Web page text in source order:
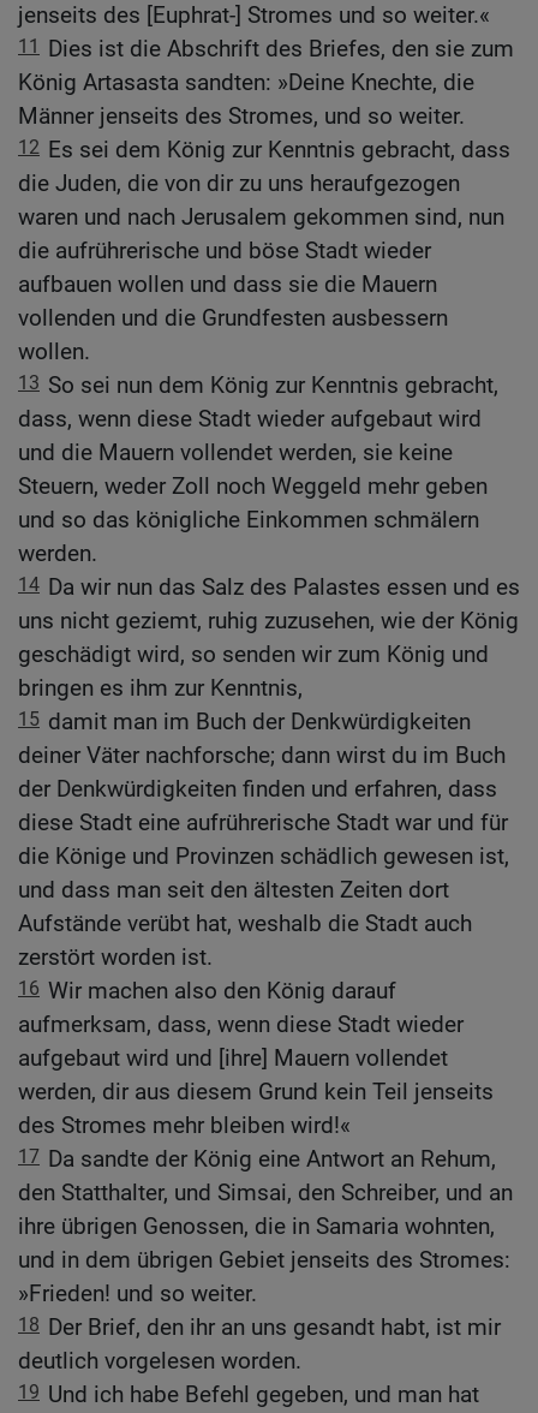
jenseits des [Euphrat-] Stromes und so weiter.«
11
Dies ist die Abschrift des Briefes, den sie zum
König Artasasta sandten: »Deine Knechte, die
Männer jenseits des Stromes, und so weiter.
12 Es sei dem König zur Kenntnis gebracht, dass
die Juden, die von dir zu uns heraufgezogen
waren und nach Jerusalem gekommen sind, nun
die aufrührerische und böse Stadt wieder
aufbauen wollen und dass sie die Mauern
vollenden und die Grundfesten ausbessern
wollen.
13 So sei nun dem König zur Kenntnis gebracht,
dass, wenn diese Stadt wieder aufgebaut wird
und die Mauern vollendet werden, sie keine
Steuern, weder Zoll noch Weggeld mehr geben
und so das königliche Einkommen schmälern
werden.
14 Da wir nun das Salz des Palastes essen und es
uns nicht geziemt, ruhig zuzusehen, wie der König
geschädigt wird, so senden wir zum König und
bringen es ihm zur Kenntnis,
15 damit man im Buch der Denkwürdigkeiten
deiner Väter nachforsche; dann wirst du im Buch
der Denkwürdigkeiten finden und erfahren, dass
diese Stadt eine aufrührerische Stadt war und für
die Könige und Provinzen schädlich gewesen ist,
und dass man seit den ältesten Zeiten dort
Aufstände verübt hat, weshalb die Stadt auch
zerstört worden ist.
16 Wir machen also den König darauf
aufmerksam, dass, wenn diese Stadt wieder
aufgebaut wird und [ihre] Mauern vollendet
werden, dir aus diesem Grund kein Teil jenseits
des Stromes mehr bleiben wird!«
17 Da sandte der König eine Antwort an Rehum,
den Statthalter, und Simsai, den Schreiber, und an
ihre übrigen Genossen, die in Samaria wohnten,
und in dem übrigen Gebiet jenseits des Stromes:
»Frieden! und so weiter.
18 Der Brief, den ihr an uns gesandt habt, ist mir
deutlich vorgelesen worden.
19 Und ich habe Befehl gegeben, und man hat